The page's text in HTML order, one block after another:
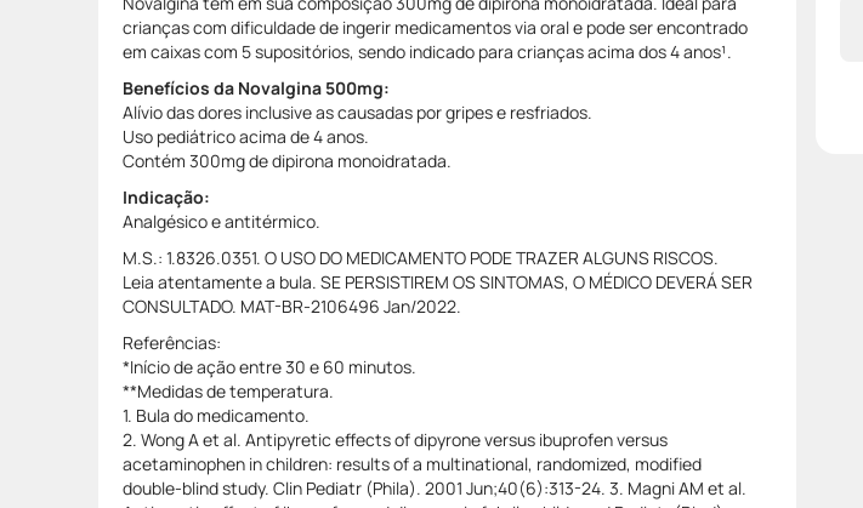
crianças com dificuldade de ingerir medicamentos via oral e pode ser encontrado
em caixas com 5 supositórios, sendo indicado para crianças acima dos 4 anos¹.
Benefícios da Novalgina 500mg:
Alívio das dores inclusive as causadas por gripes e resfriados.
Uso pediátrico acima de 4 anos.
Contém 300mg de dipirona monoidratada.
Indicação:
Analgésico e antitérmico.
M.S.: 1.8326.0351. O USO DO MEDICAMENTO PODE TRAZER ALGUNS RISCOS.
Leia atentamente a bula. SE PERSISTIREM OS SINTOMAS, O MÉDICO DEVERÁ SER
CONSULTADO. MAT-BR-2106496 Jan/2022.
Referências:
*Início de ação entre 30 e 60 minutos.
**Medidas de temperatura.
1. Bula do medicamento.
2. Wong A et al. Antipyretic effects of dipyrone versus ibuprofen versus
acetaminophen in children: results of a multinational, randomized, modified
double-blind study. Clin Pediatr (Phila). 2001 Jun;40(6):313-24. 3. Magni AM et al.